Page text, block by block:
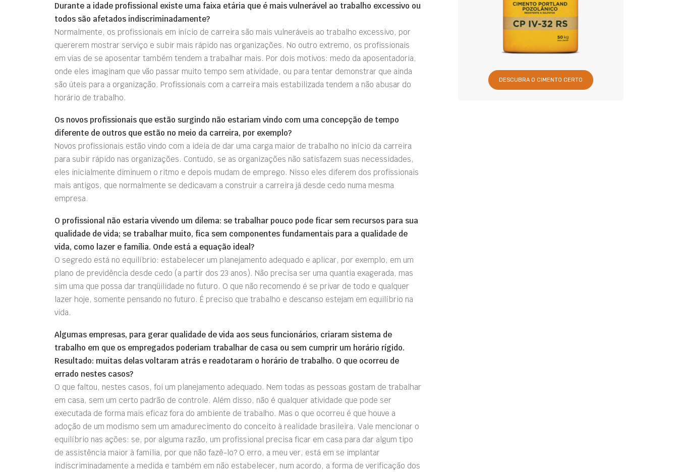
Durante a idade profissional existe uma faixa etária que é mais vulnerável ao trabalho excessivo ou
todos são afetados indiscriminadamente?
Normalmente, os profissionais em início de carreira são mais vulneráveis ao trabalho excessivo, por
quererem mostrar serviço e subir mais rápido nas organizações. No outro extremo, os profissionais
em vias de se aposentar também tendem a trabalhar mais. Por dois motivos: medo da aposentadoria,
onde eles imaginam que vão passar muito tempo sem atividade, ou para tentar demonstrar que ainda
são úteis para a organização. Profissionais com a carreira mais estabilizada tendem a não abusar do
horário de trabalho.
Os novos profissionais que estão surgindo não estariam vindo com uma concepção de tempo
diferente de outros que estão no meio da carreira, por exemplo?
Novos profissionais estão vindo com a ideia de dar uma carga maior de trabalho no início da carreira
para subir rápido nas organizações. Contudo, se as organizações não satisfazem suas necessidades,
eles inicialmente diminuem o ritmo e depois mudam de emprego. Nisso eles diferem dos profissionais
mais antigos, que normalmente se dedicavam a construir a carreira já desde cedo numa mesma
empresa.
O profissional não estaria vivendo um dilema: se trabalhar pouco pode ficar sem recursos para sua
qualidade de vida; se trabalhar muito, fica sem componentes fundamentais para a qualidade de
vida, como lazer e família. Onde está a equação ideal?
O segredo está no equilíbrio: estabelecer um planejamento adequado e aplicar, por exemplo, em um
plano de previdência desde cedo (a partir dos 23 anos). Não precisa ser uma quantia exagerada, mas
sim uma que possa dar tranqüilidade no futuro. O que não recomendo é se privar de todo e qualquer
lazer hoje, somente pensando no futuro. É preciso que trabalho e descanso estejam em equilíbrio na
vida.
Algumas empresas, para gerar qualidade de vida aos seus funcionários, criaram sistema de
trabalho em que os empregados poderiam trabalhar de casa ou sem cumprir um horário rígido.
Resultado: muitas delas voltaram atrás e readotaram o horário de trabalho. O que ocorreu de
errado nestes casos?
O que faltou, nestes casos, foi um planejamento adequado. Nem todas as pessoas gostam de trabalhar
em casa, sem um certo padrão de controle. Além disso, não é qualquer atividade que pode ser
executada de forma mais eficaz fora do ambiente de trabalho. Mas o que ocorreu é que houve a
adoção de um modismo sem um amadurecimento do conceito à realidade brasileira. Vale mencionar o
equilíbrio nas ações: se, por alguma razão, um profissional precisa ficar em casa para dar algum tipo
de assistência maior à família, por que não fazê-lo? O erro, a meu ver, está em se implantar
indiscriminadamente a medida e também em não estabelecer, num acordo, a forma de verificação dos
DESCUBRA O CIMENTO CERTO